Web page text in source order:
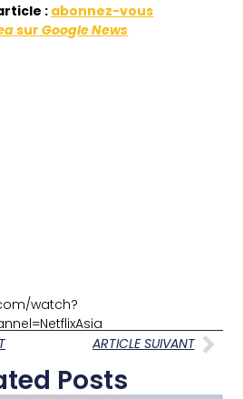
: abonnez-vous
sur Google News
watch?
ARTICLE SUIVANT
Posts